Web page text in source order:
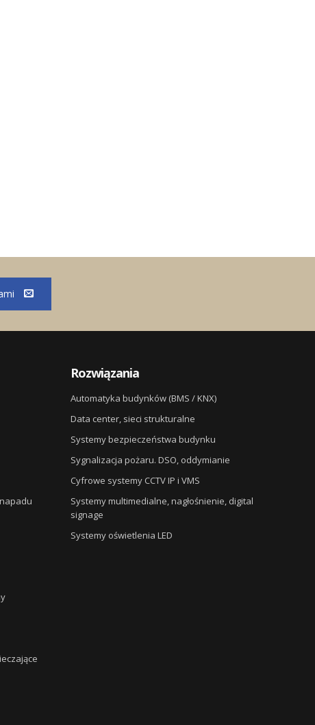
Rozwiązania
Automatyka budynków (BMS / KNX)
Data center, sieci strukturalne
Systemy bezpieczeństwa budynku
Sygnalizacja pożaru. DSO, oddymianie
Cyfrowe systemy CCTV IP i VMS
Systemy multimedialne, nagłośnienie, digital
signage
Systemy oświetlenia LED